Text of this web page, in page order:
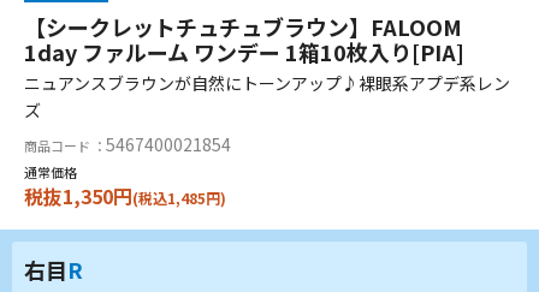
【シークレットチュチュブラウン】FALOOM
1day ファルーム ワンデー 1箱10枚入り[PIA]
ニュアンスブラウンが自然にトーンアップ♪裸眼系アプデ系レン
ズ
商品コード ： 5467400021854
通常価格
税抜1,350円(税込1,485円)
右目R